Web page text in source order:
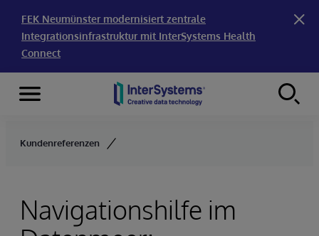
FEK Neumünster modernisiert zentrale
Integrationsinfrastruktur mit InterSystems Health
Connect
Skip to content
Menu
Kundenreferenzen
Navigationshilfe im